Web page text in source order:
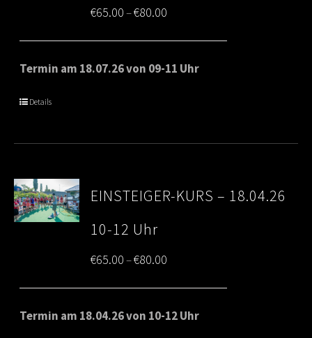
€65.00–€80.00
range:
€65.00
Termin am 18.07.26 von 09-11 Uhr
Details
EINSTEIGER-KURS – 18.04.26
10-12 Uhr
€65.00–€80.00
range:
€65.00
Termin am 18.04.26 von 10-12 Uhr